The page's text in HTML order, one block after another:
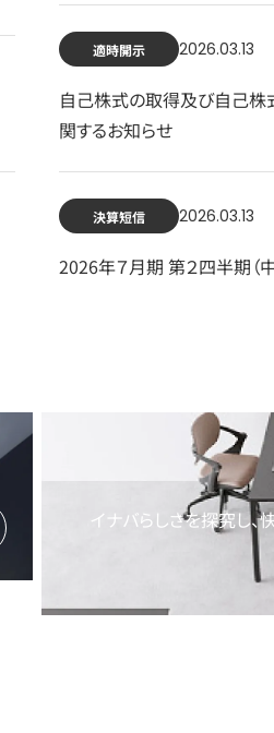
適時開示 2026.03.13
自己株式の取得及び自己株
関するお知らせ
決算短信 2026.03.13
2026年７月期 第２四半期（
イナバらしさを探究し、